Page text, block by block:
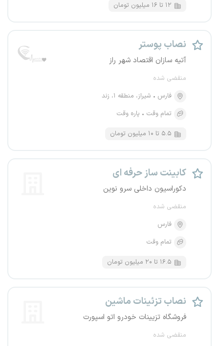
۱۲ تا ۱۶ میلیون تومان
نصاب پوستر
آتیه سازان اقتصاد شهر راز
منقضی شده
فارس
شیراز، منطقه ۱، زند
تمام وقت
پاره وقت
۵.۵ تا ۱۰ میلیون تومان
کابینت ساز حرفه ای
دکوراسیون داخلی سرو نوین
منقضی شده
فارس
تمام وقت
۱۶.۵ تا ۲۰ میلیون تومان
نصاب تزئینات ماشین
فروشگاه تزیینات خودرو اتو اسپورت
منقضی شده